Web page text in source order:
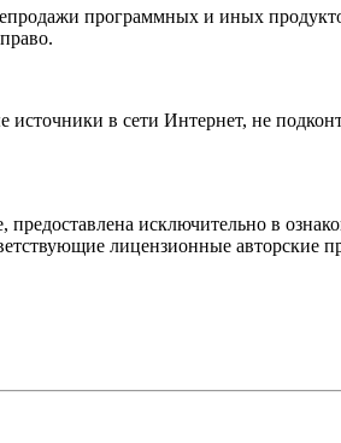
программных и иных
в сети Интернет, не
исключительно в
лицензионные авторские